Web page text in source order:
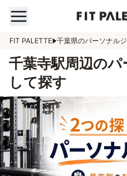
FIT PALETTE 千葉県のパーソナル
千葉寺駅周辺の
して探す